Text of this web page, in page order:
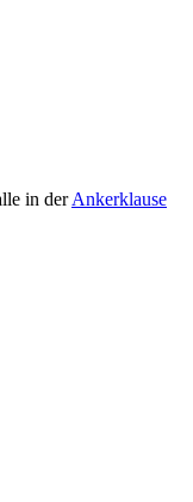
in derAnkerklause